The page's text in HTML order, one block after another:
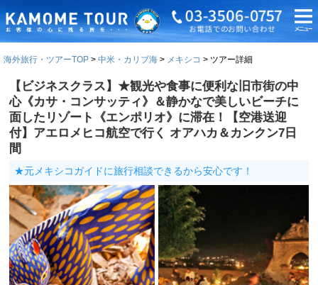
海外旅行・ツアーTOP 中米・カリブ海 メキシコ ツアー詳細
【ビジネスクラス】★観光や食事に便利な旧市街の中
心《カサ・コンサッティ》＆静かなで美しいビーチに
面したリゾート《エンポリオ》に滞在！【空港送迎
付】アエロメヒコ航空で行く オアハカ＆カンクン7日
間
★元メキシコガイドに旅行相談できるから安心です！